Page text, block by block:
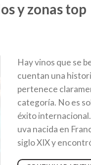
y zonas top
Hay vinos que se
cuentan una
pertenece
categoría. No es
éxito
uva nacida en
siglo XIX y